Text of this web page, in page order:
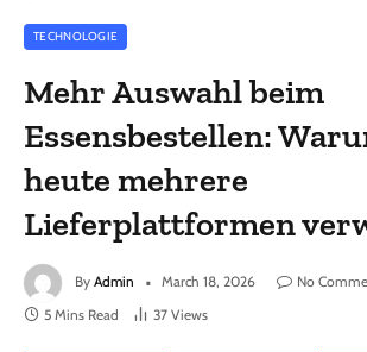
TECHNOLOGIE
Mehr Auswahl beim
Essensbestellen:
heute mehrere
Lieferplattformen
By Admin March 18, 2026
No
5 Mins Read
37 Views